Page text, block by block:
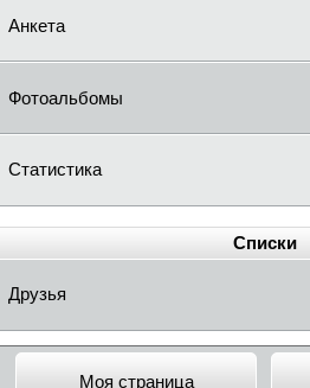
Анкета
Фотоальбомы
Статистика
Списки
Друзья
Моя страница